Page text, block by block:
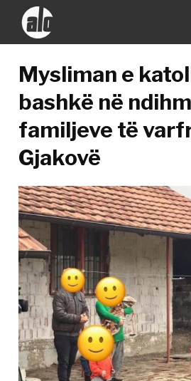
Mysliman e
bashkë në
familjeve të
Gjakovë